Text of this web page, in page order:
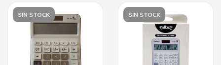
SIN STOCK SIN STOCK